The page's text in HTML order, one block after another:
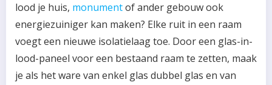
lood je huis, monumentof ander gebouw ook
energiezuiniger kan maken? Elke ruit in een raam
voegt een ​​nieuwe isolatielaag toe. Door een glas-in-
lood-paneel voor een bestaand raam te zetten, maak
je als het ware van enkel glas dubbel glas en van